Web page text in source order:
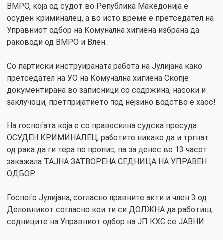
ВМРО, која од судот во Република Македонија е
осуден криминалец, а во исто време е претседател на
Управниот одбор на Комунална хигиена избрана да
раководи од ВМРО и Влен.
Со партиски инструираната работа на Јулијана како
претседател на УО на Комунална хигиена Скопје
документирана во записници со содржина, насоки и
заклучоци, претпријатието под нејзино водство е хаос!
На госпоѓата која е со правосилна судска пресуда
ОСУДЕН КРИМИНАЛЕЦ, работите никако да и тргнат
од рака да ги тера по пропис, па за денес во 13 часот
закажала ТАЈНА ЗАТВОРЕНА СЕДНИЦА НА УПРАВЕН
ОДБОР.
Госпоѓо Јулијана, согласно правните акти и член 3 од
Деловникот согласно кои ти си ДОЛЖНА да работиш,
седниците на Управниот одбор на JП КХС се ЈАВНИ.